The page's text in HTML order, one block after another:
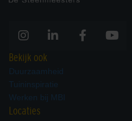
Bekijk ook
Duurzaamheid
Tuininspiratie
Werken bij MBI
Locaties